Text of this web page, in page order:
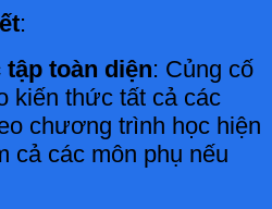
:
toàn diện: Củng cố
kiến thức tất cả các
chương trình học hiện
cả các môn phụ nếu